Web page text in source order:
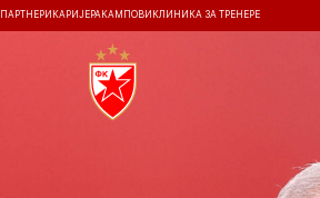
ПАРТНЕРИ КАРИЈЕРА КАМПОВИ КЛИНИКА ЗА ТРЕНЕРЕ